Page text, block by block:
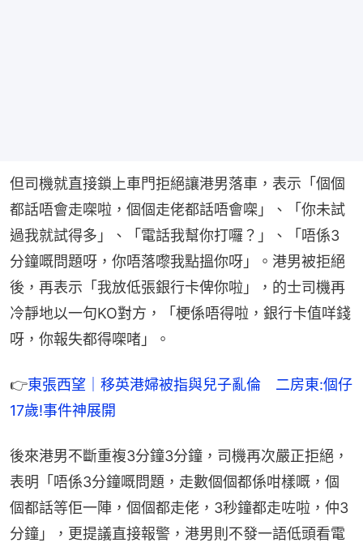
但司機就直接鎖上車門拒絕讓港男落車，表示「個個
都話唔會走㗎啦，個個走佬都話唔會㗎」、「你未試
過我就試得多」、「電話我幫你打囉？」、「唔係3
分鐘嘅問題呀，你唔落嚟我點搵你呀」。港男被拒絕
後，再表示「我放低張銀行卡俾你啦」，的士司機再
冷靜地以一句KO對方，「梗係唔得啦，銀行卡值咩錢
呀，你報失都得㗎啫」。
👉東張西望｜移英港婦被指與兒子亂倫　二房東:個仔
17歲!事件神展開
後來港男不斷重複3分鐘3分鐘，司機再次嚴正拒絕，
表明「唔係3分鐘嘅問題，走數個個都係咁樣嘅，個
個都話等佢一陣，個個都走佬，3秒鐘都走咗啦，仲3
分鐘」，更提議直接報警，港男則不發一語低頭看電